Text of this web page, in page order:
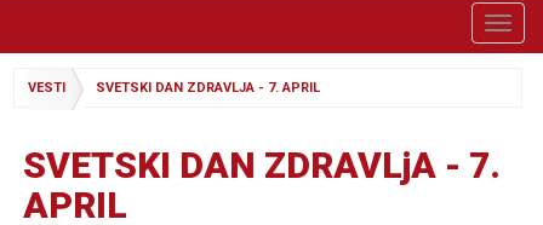
VESTI SVETSKI DAN ZDRAVLJA - 7. APRIL
SVETSKI DAN ZDRAVLjA - 7.
APRIL